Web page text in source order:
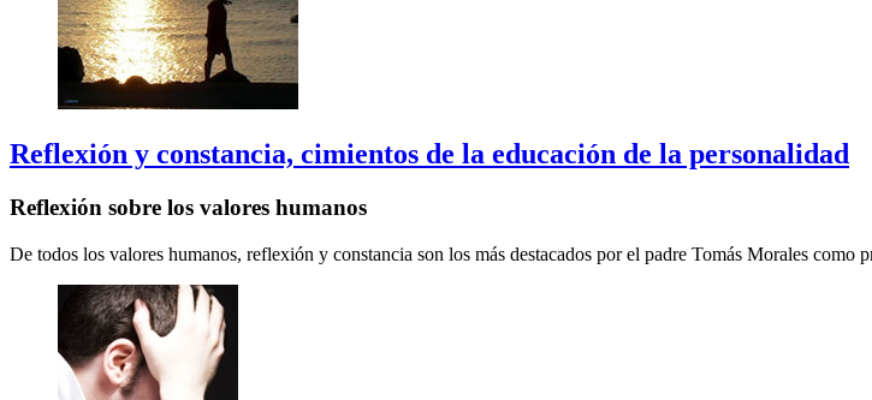
Reflexión y constancia, cimientos de la educación de la personalidad
Reflexión sobre los valores humanos
De todos los valores humanos, reflexión y constancia son los más destacados por el padre Tomás Morales